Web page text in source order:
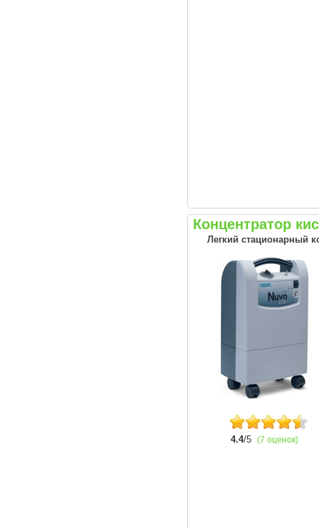
Концентратор
Легкий стационарный
4.4/5 (7 оценок)